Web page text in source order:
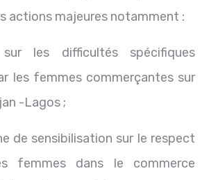
actions majeures notamment :
les difficultés spécifiques
les femmes commerçantes sur
-Lagos ;
de sensibilisation sur le respect
femmes dans le commerce